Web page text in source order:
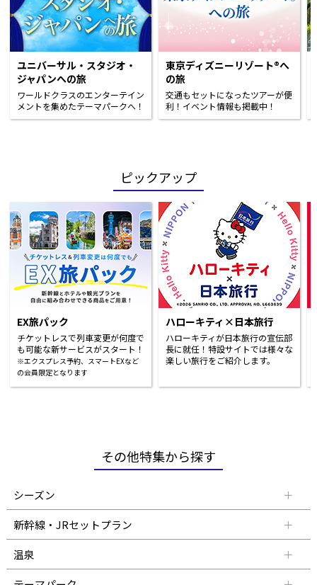
ユニバーサル・スタジオ・
ジャパンへの旅
ワールドクラスのエンターテイン
メントを集めたテーマパークへ！
東京ディズニーリゾート®へ
の旅
交通もセットになったツアーが便
利！イベント情報も掲載中！
ピックアップ
EX旅パック
チケットレスで列車変更が何度で
も可能な新サービスがスタート！
※エクスプレス予約、スマートEXなど
の会員限定となります
ハローキティ×日本旅行
ハローキティが日本旅行の宣伝部
長に就任！特設サイトでは様々な
楽しい旅行をご紹介します。
その他特集から探す
シーズン
新幹線・JRセットプラン
温泉